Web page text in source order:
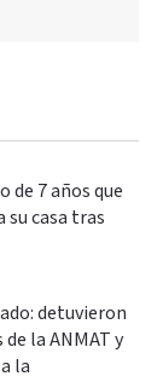
de 7 años que
su casa tras
detuvieron
la ANMAT y
la